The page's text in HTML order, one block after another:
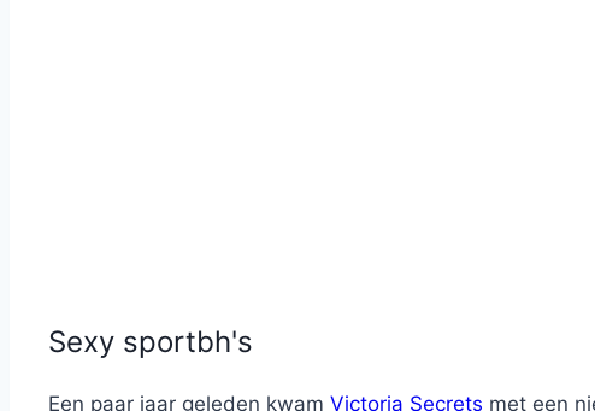
Sexy sportbh's
Een paar jaar geleden kwam Victoria Secrets met een